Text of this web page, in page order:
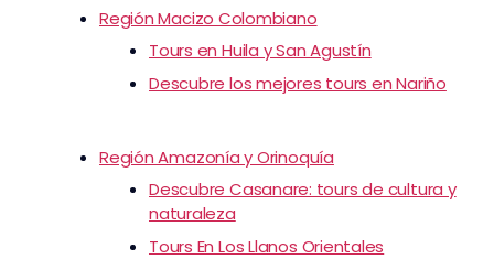
Región Macizo Colombiano
Tours en Huila y San Agustín
Descubre los mejores tours en Nariño
Región Amazonía y Orinoquía
Descubre Casanare: tours de cultura y
naturaleza
Tours En Los Llanos Orientales